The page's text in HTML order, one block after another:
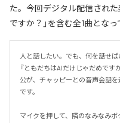
た。今回デジタル配信され
ですか？」を含む全1曲となっ
人と話したい。でも、何を話せば
『ともだちはAIだけじゃだめです
公が、チャッピーとの音声会話
です。
マイクを押して、隣のなみなみボ